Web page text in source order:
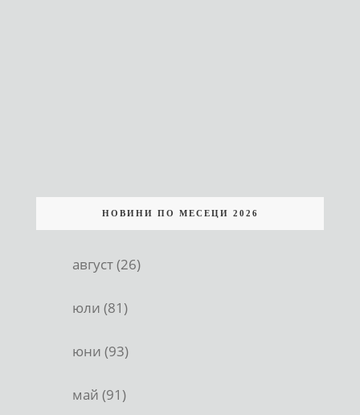
НОВИНИ ПО МЕСЕЦИ 2026
август (26)
юли (81)
юни (93)
май (91)